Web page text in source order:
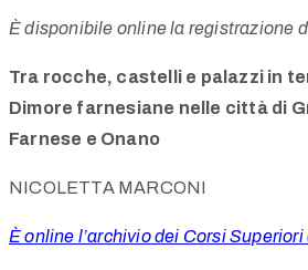
È disponibile online la registrazione
Tra rocche, castelli e palazzi in
Dimore farnesiane nelle città di
Farnese e Onano
NICOLETTA MARCONI
È online l’archivio dei Corsi